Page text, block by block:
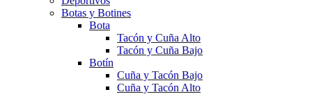
Botas y Botines
Bota
Tacón y Cuña Alto
Tacón y Cuña Bajo
Botín
Cuña y Tacón Bajo
Cuña y Tacón Alto